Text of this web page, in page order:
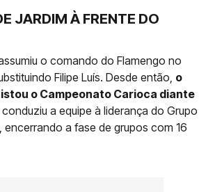
JARDIM À FRENTE DO
o comando do Flamengo no
Filipe Luís. Desde então, o
o Campeonato Carioca diante
a equipe à liderança do Grupo
encerrando a fase de grupos com 16